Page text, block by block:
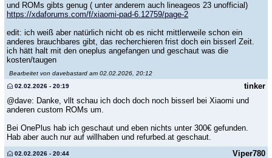
und ROMs gibts genug ( unter anderem auch lineageos 23 unofficial)
https://xdaforums.com/f/xiaomi-pad-6.12759/page-2
edit: ich weiß aber natürlich nicht ob es nicht mittlerweile schon ein
anderes brauchbares gibt, das recherchieren frist doch ein bisserl Zeit.
ich hätt halt mit den oneplus angefangen und geschaut was die
kosten/taugen
Bearbeitet von davebastard am 02.02.2026, 20:12
tinker
02.02.2026 - 20:19
@dave: Danke, vllt schau ich doch doch noch bisserl bei Xiaomi und
anderen custom ROMs um.
Bei OnePlus hab ich geschaut und eben nichts unter 300€ gefunden.
Hab aber auch nur auf willhaben und refurbed.at geschaut.
Viper780
02.02.2026 - 20:44